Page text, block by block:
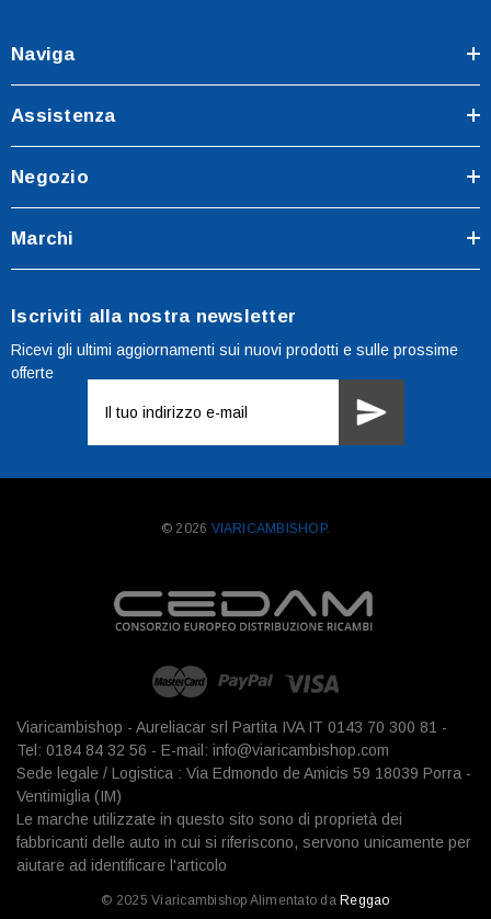
Naviga
Assistenza
Negozio
Marchi
Iscriviti alla nostra newsletter
Ricevi gli ultimi aggiornamenti sui nuovi prodotti e sulle prossime
offerte
mail
© 2026 VIARICAMBISHOP.
Viaricambishop - Aureliacar srl Partita IVA IT 0143 70 300 81 -
Tel: 0184 84 32 56 - E-mail: info@viaricambishop.com
Sede legale / Logistica : Via Edmondo de Amicis 59 18039 Porra -
Ventimiglia (IM)
Le marche utilizzate in questo sito sono di proprietà dei
fabbricanti delle auto in cui si riferiscono, servono unicamente per
aiutare ad identificare l'articolo
© 2025 Viaricambishop Alimentato daReggao